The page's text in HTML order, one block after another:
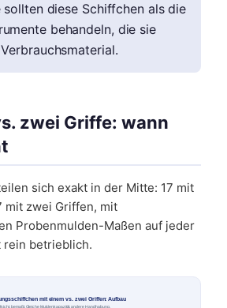
sollten diese Schiffchen als die
behandeln, die sie
zwei Griffe: wann
sich exakt in der Mitte: 17 mit
mit zwei Griffen, mit
Probenmulden-Maßen auf jeder
rein betrieblich.
mit einem vs. zwei Griffen: Aufbau
bemaßt. Gleiche Muldenkapazität, andere Handhabung.